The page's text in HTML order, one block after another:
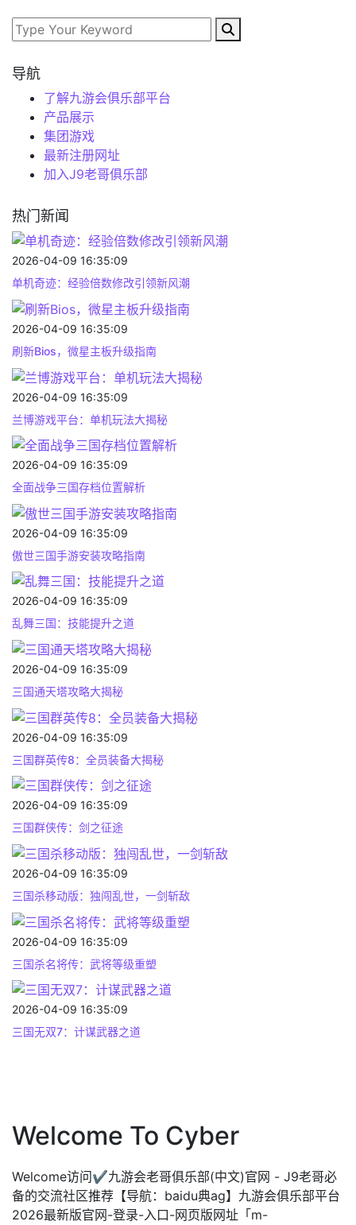
导航
了解九游会俱乐部平台
产品展示
集团游戏
最新注册网址
加入J9老哥俱乐部
热门新闻
2026-04-09 16:35:09
单机奇迹：经验倍数修改引领新风潮
2026-04-09 16:35:09
刷新Bios，微星主板升级指南
2026-04-09 16:35:09
兰博游戏平台：单机玩法大揭秘
2026-04-09 16:35:09
全面战争三国存档位置解析
2026-04-09 16:35:09
傲世三国手游安装攻略指南
2026-04-09 16:35:09
乱舞三国：技能提升之道
2026-04-09 16:35:09
三国通天塔攻略大揭秘
2026-04-09 16:35:09
三国群英传8：全员装备大揭秘
2026-04-09 16:35:09
三国群侠传：剑之征途
2026-04-09 16:35:09
三国杀移动版：独闯乱世，一剑斩敌
2026-04-09 16:35:09
三国杀名将传：武将等级重塑
2026-04-09 16:35:09
三国无双7：计谋武器之道
Welcome To Cyber
Welcome访问✔九游会老哥俱乐部(中文)官网 - J9老哥必
备的交流社区推荐【导航：baidu典ag】九游会俱乐部平台
2026最新版官网-登录-入口-网页版网址「m-